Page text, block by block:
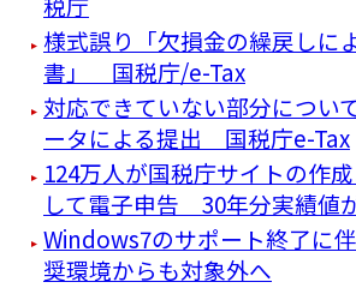
様式誤り「欠損金の繰戻しに
書」 国税庁/e-Tax
対応できていない部分につい
ータによる提出 国税庁e-Tax
124万人が国税庁サイトの作
して電子申告 30年分実績値
Windows7のサポート終了に
奨環境からも対象外へ